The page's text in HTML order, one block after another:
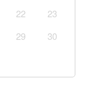
22
23
29
30